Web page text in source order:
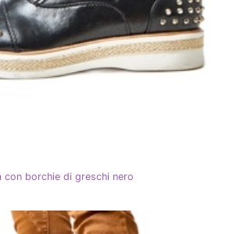
con borchie di greschi nero